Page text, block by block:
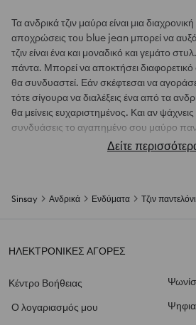
Τα ανδρικά τζιν μαύρα είναι μια
αποχρώσεις του blue jean μπορεί να
τζιν είναι ένα και μοναδικό και γεμάτο
πάντα. Μπορεί να αποκτήσει
θα συνδυαστεί. Εάν σκέφτεσαι να
τότε σίγουρα να διαλέξεις ένα από τα
θα μείνεις ευχαριστημένος. Και αν
συνδυάσεις το αγαπημένο σου μαύρο
μερικές προτάσεις. Δες τι έχουμε
Με τι συνδυάζονται τα ανδρικά
από τη Sinsay
στυλ ντυσίματος και μπορούν να
για τους αναποφάσιστους και τους
Υπάρχουν ωστόσο τρόποι για να
που σου προσφέρουν και να φτιάξεις
Δείτε
Sinsay Ανδρικά Ενδύματα Τζιν
ΗΛΕΚΤΡΟΝΙΚΕΣ ΑΓΟΡΕΣ
Κέντρο Βοήθειας
Ο λογαριασμός μου